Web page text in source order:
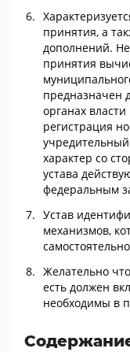
принятия, а
дополнений.
принятия
предназначен
органах
регистрация
характер со
устава
федеральным
Устав
механизмов,
Желательно
есть должен
необходимы в